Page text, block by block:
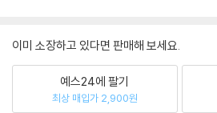
이미 소장하고 있다면 판매해 보세요.
예스24에 팔기
최상 매입가 2,900원